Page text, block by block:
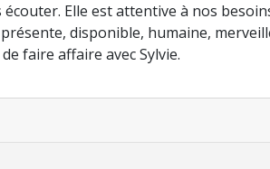
Elle est attentive à nos
disponible, humaine,
faire affaire avec Sylvie.